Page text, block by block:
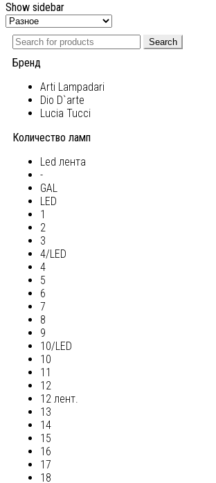
Show sidebar
Search
Бренд
Arti Lampadari
Dio D`arte
Lucia Tucci
Количество ламп
Led лента
-
GAL
LED
1
2
3
4/LED
4
5
6
7
8
9
10/LED
10
11
12
12 лент.
13
14
15
16
17
18